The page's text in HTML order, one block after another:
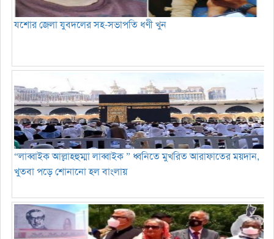
যশোর জেলা যুবদলের সহ-সভাপতি ধণী খুন
“লাব্বাইক আল্লাহহুম্মা লাব্বাইক ” ধ্বনিতে মুখরিত আরাফাতের ময়দান,
খুতবা পড়ে শোনানো হল বাংলায়